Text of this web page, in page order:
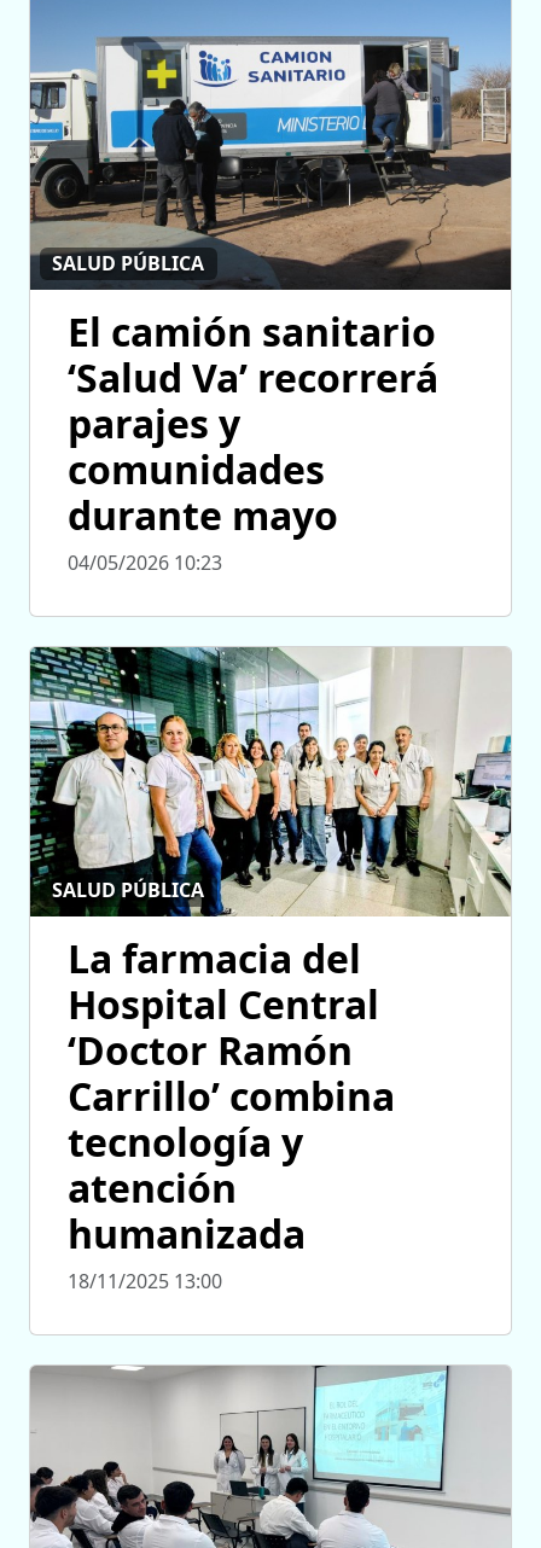
SALUD PÚBLICA
El camión sanitario
‘Salud Va’ recorrerá
parajes y
comunidades
durante mayo
04/05/2026 10:23
SALUD PÚBLICA
La farmacia del
Hospital Central
‘Doctor Ramón
Carrillo’ combina
tecnología y
atención
humanizada
18/11/2025 13:00